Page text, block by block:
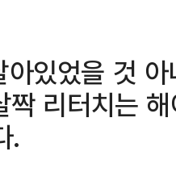
있었을 것
리터치는
.